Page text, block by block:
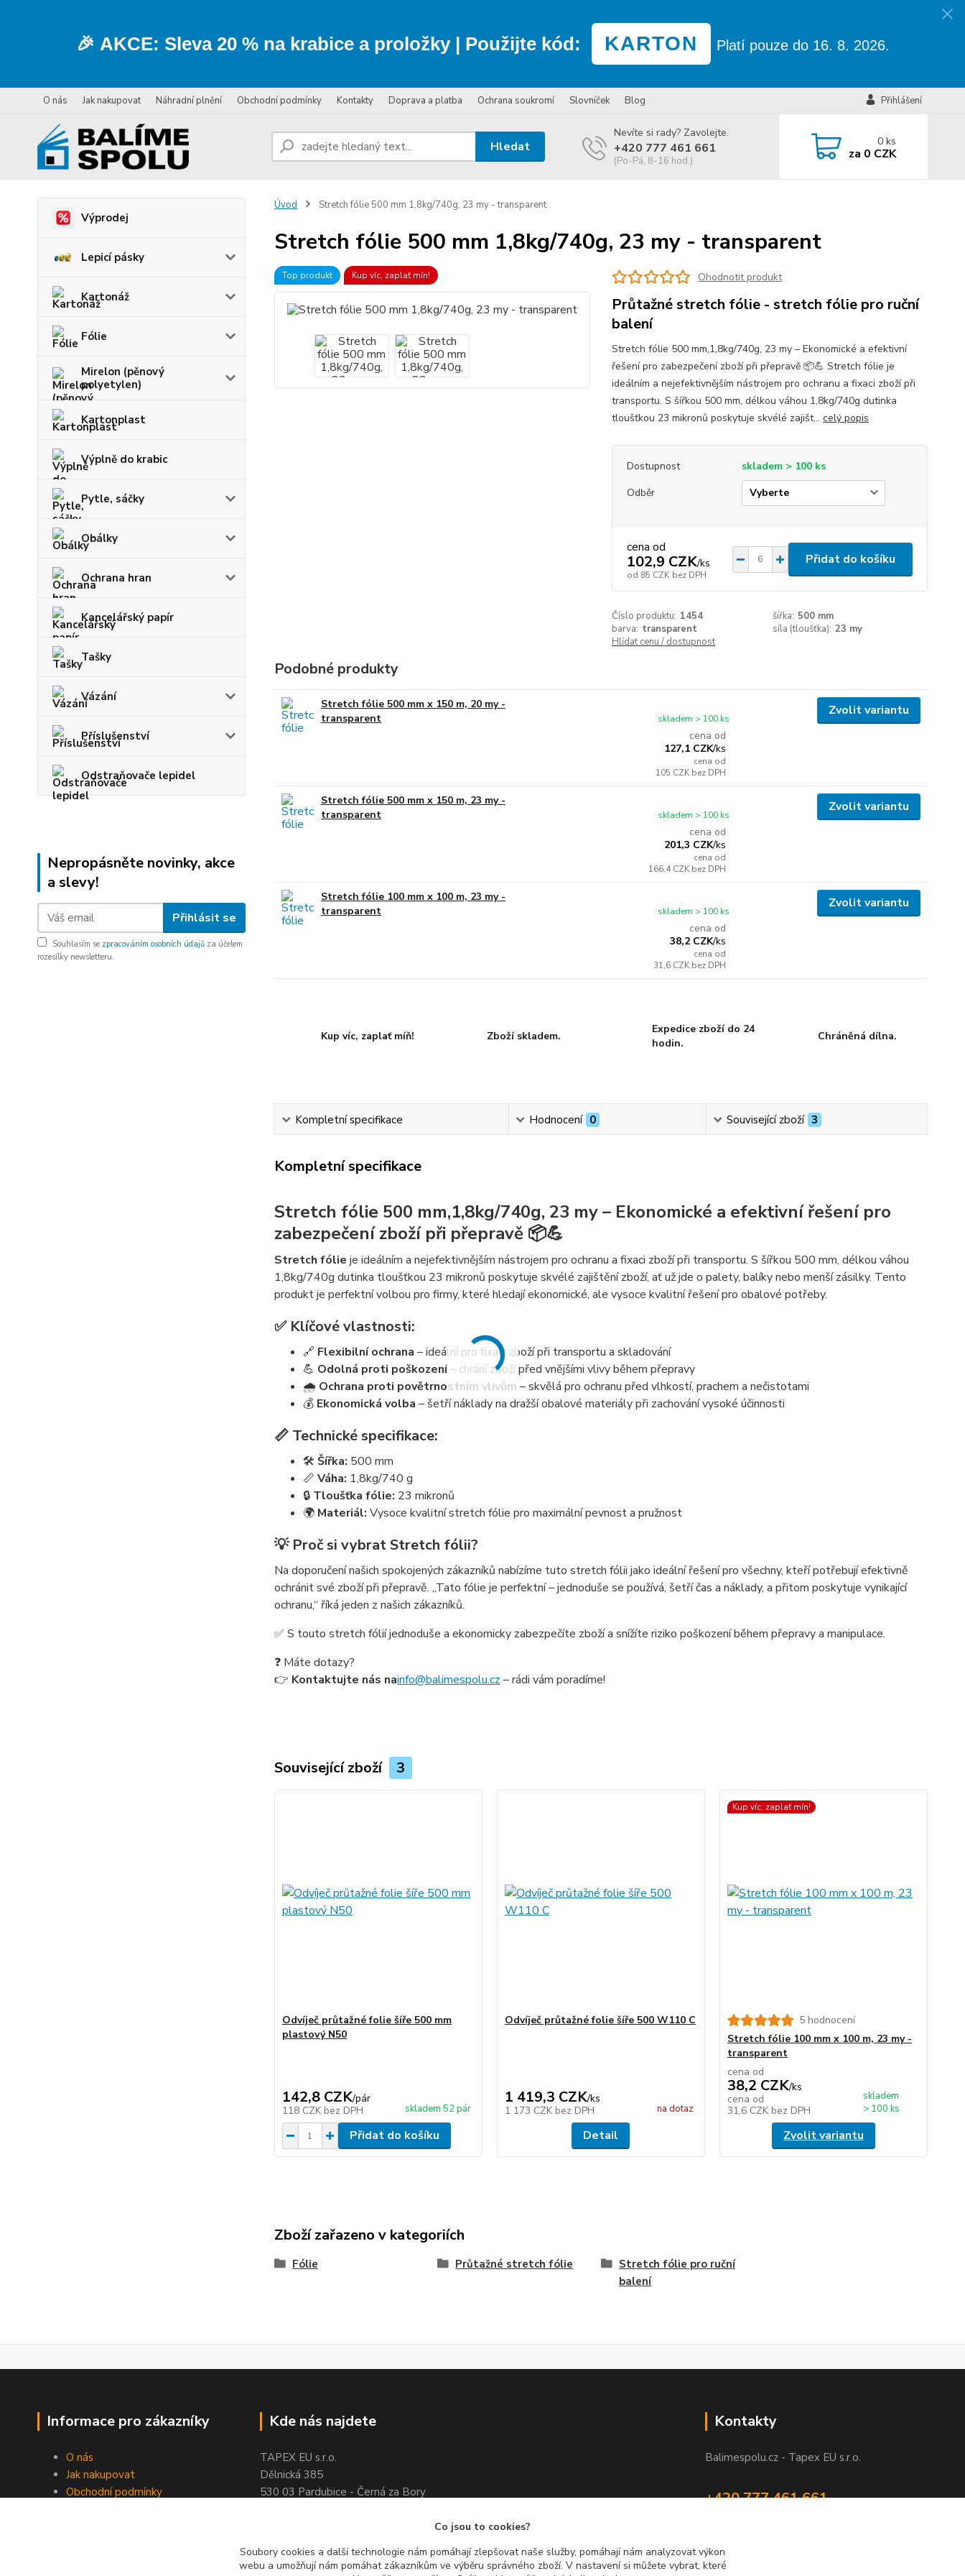
🎉 AKCE: Sleva 20 % na krabice a proložky| Použijte kód: KARTON Platí pouze do 16. 8. 2026.
O nás Jak nakupovat Náhradní plnění Obchodní podmínky Kontakty Doprava a platba Ochrana soukromí Slovníček Blog Přihlášení
Hledat
Nevíte si rady? Zavolejte.
+420 777 461 661
(Po-Pá, 8-16 hod.)
0 ks
za 0 CZK
Výprodej
Lepicí pásky
Kartonáž
Fólie
Mirelon (pěnový
polyetylen)
Kartonplast
Výplně do krabic
Pytle, sáčky
Obálky
Ochrana hran
Kancelářský papír
Tašky
Vázání
Příslušenství
Odstraňovače lepidel
Nepropásněte novinky, akce
a slevy!
Přihlásit se
Souhlasím se zpracováním osobních údajů za účelem
rozesílky newsletteru.
Úvod Stretch fólie 500 mm 1,8kg/740g, 23 my - transparent
Stretch fólie 500 mm 1,8kg/740g, 23 my - transparent
Top produkt Kup víc, zaplať mín! Ohodnotit produkt
Průtažné stretch fólie - stretch fólie pro ruční
balení
Stretch fólie 500 mm,1,8kg/740g, 23 my – Ekonomické a efektivní
řešení pro zabezpečení zboží při přepravě 📦💪 Stretch fólie je
ideálním a nejefektivnějším nástrojem pro ochranu a fixaci zboží při
transportu. S šířkou 500 mm, délkou váhou 1,8kg/740g dutinka
tloušťkou 23 mikronů poskytuje skvélé zajišt... celý popis
Dostupnost
skladem > 100 ks
Odběr
cena od
102,9 CZK/ks
od 85 CZK bez DPH
Přidat do košíku
Číslo produktu: 1454 šířka: 500 mm
barva: transparent síla (tloušťka): 23 my
Hlídat cenu / dostupnost
Podobné produkty
Stretch fólie 500 mm x 150 m, 20 my -
transparent
cena od
127,1 CZK/ks
cena od
105 CZKbez DPH
skladem > 100 ks
Zvolit variantu
Stretch fólie 500 mm x 150 m, 23 my -
transparent
cena od
201,3 CZK/ks
cena od
166,4 CZKbez DPH
skladem > 100 ks
Zvolit variantu
Stretch fólie 100 mm x 100 m, 23 my -
transparent
cena od
38,2 CZK/ks
cena od
31,6 CZKbez DPH
skladem > 100 ks
Zvolit variantu
Kup víc, zaplať míň! Zboží skladem.
Expedice zboží do 24
hodin.
Chráněná dílna.
Kompletní specifikace Hodnocení 0 Související zboží 3
Kompletní specifikace
Stretch fólie 500 mm,1,8kg/740g, 23 my – Ekonomické a efektivní řešení pro
zabezpečení zboží při přepravě 📦💪
Stretch fólie je ideálním a nejefektivnějším nástrojem pro ochranu a fixaci zboží při transportu. S šířkou 500 mm, délkou váhou
1,8kg/740g dutinka tloušťkou 23 mikronů poskytuje skvélé zajištění zboží, ať už jde o palety, balíky nebo menší zásilky. Tento
produkt je perfektní volbou pro firmy, které hledají ekonomické, ale vysoce kvalitní řešení pro obalové potřeby.
✅ Klíčové vlastnosti:
🔗 Flexibilní ochrana – ideální pro fixaci zboží při transportu a skladování
💪 Odolná proti poškození– chrání zboží před vnějšími vlivy během přepravy
🌧️ Ochrana proti povětrnostním vlivům – skvělá pro ochranu před vlhkostí, prachem a nečistotami
💰 Ekonomická volba – šetří náklady na dražší obalové materiály při zachování vysoké účinnosti
📏 Technické specifikace:
🛠️ Šířka: 500 mm
📏 Váha: 1,8kg/740 g
🔒 Tloušťka fólie: 23 mikronů
🌍 Materiál: Vysoce kvalitní stretch fólie pro maximální pevnost a pružnost
💡 Proč si vybrat Stretch fólii?
Na doporučení našich spokojených zákazníků nabízíme tuto stretch fólii jako ideální řešení pro všechny, kteří potřebují efektivně
ochránit své zboží při přepravě. „Tato fólie je perfektní – jednoduše se používá, šetří čas a náklady, a přitom poskytuje vynikající
ochranu,“ říká jeden z našich zákazníků.
✅ S touto stretch fólií jednoduše a ekonomicky zabezpečíte zboží a snížíte riziko poškození během přepravy a manipulace.
❓ Máte dotazy?
👉 Kontaktujte nás nainfo@balimespolu.cz – rádi vám poradíme!
Související zboží 3
Odvíječ průtažné folie šíře 500 mm
plastový N50
142,8 CZK/pár
118 CZK bez DPH skladem 52 pár
Přidat do košíku
Odvíječ průtažné folie šíře 500 W110 C
1 419,3 CZK/ks
1 173 CZK bez DPH na dotaz
Detail
Kup víc, zaplať mín!
5 hodnocení
Stretch fólie 100 mm x 100 m, 23 my -
transparent
cena od
38,2 CZK/ks
cena od
31,6 CZK bez DPH
skladem
> 100 ks
Zvolit variantu
Zboží zařazeno v kategoriích
Fólie Průtažné stretch fólie
Stretch fólie pro ruční
balení
Informace pro zákazníky
O nás
Jak nakupovat
Obchodní podmínky
Kde nás najdete
TAPEX EU s.r.o.
Dělnická 385
530 03 Pardubice - Černá za Bory
Kontakty
Balimespolu.cz - Tapex EU s.r.o.
+420 777 461 661
Co jsou to cookies?
Soubory cookies a další technologie nám pomáhají zlepšovat naše služby, pomáhají nám analyzovat výkon
webu a umožňují nám pomáhat zákazníkům ve výběru správného zboží. V nastavení si můžete vybrat, které